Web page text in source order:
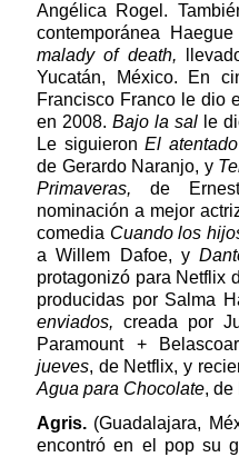
Angélica Rogel.
contemporánea
malady of death,
Yucatán, México. En
Francisco Franco le dio
en 2008. Bajo la sal le
Le siguieronEl atentado
de Gerardo Naranjo, y
Primaveras, de
nominación a mejor
comedia Cuando los
a Willem Dafoe, y
protagonizó para Netflix
producidas por Salma
enviados, creada por
Paramount +
jueves, de Netflix, y
Agua para Chocolate, de
Agris. (Guadalajara,
encontró en el pop su